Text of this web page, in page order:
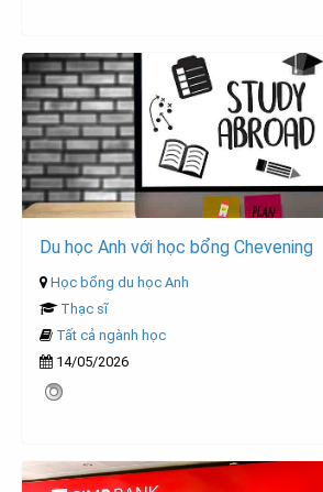
Du học Anh với học bổng Chevening
Học bổng du học Anh
Thạc sĩ
Tất cả ngành học
14/05/2026